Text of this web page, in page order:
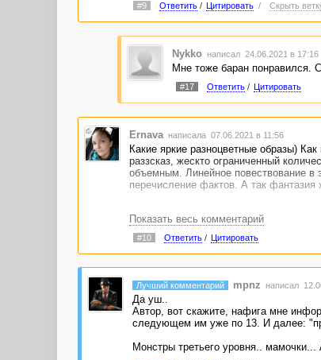
#9 Ответить/ Цитировать / Скрыть
Nykko написал 24.06.2021 в 17:16
Мне тоже баран понравился.
#17 Ответить/ Цитировать
Ernava написала 07.06.2021 в 11:56
Какие яркие разноцветные образы)
раззсказ, жескто ограниченный
объемным. Линейное повествование в
перечисление фактов. А так
Показать весь комментарий
#10 Ответить/ Цитировать
Лучший комментарий mpnz написал
Да уш..
Автор, вот скажите, нафига мне
следующем им уже по 13. И далее:
Монстры третьего уровня..